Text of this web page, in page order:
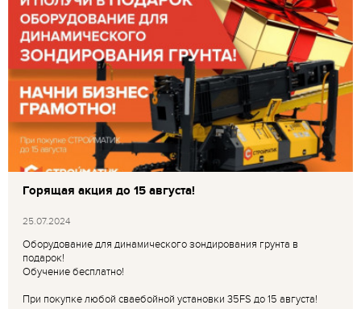
Горящая акция до 15 августа!
25.07.2024
Оборудование для динамического зондирования грунта в
подарок!
Обучение бесплатно!
При покупке любой сваебойной установки 35FS до 15 августа!